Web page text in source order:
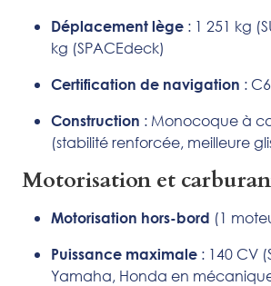
Déplacement lège : 1 251 kg
kg (SPACEdeck)
Certification de navigation :
Construction : Monocoque à
(stabilité renforcée, meilleure
Motorisation et
Motorisation hors-bord (1
Puissance maximale : 140 CV
Yamaha, Honda en